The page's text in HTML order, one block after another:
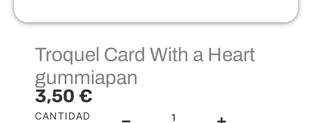
Troquel Card With a Heart
gummiapan
3,50 €
CANTIDAD
Troquel